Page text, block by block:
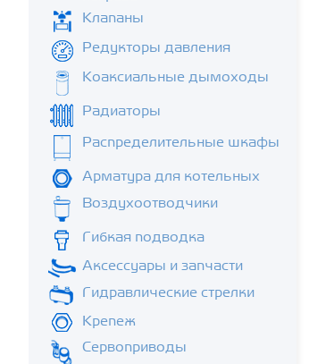
Клапаны
Редукторы давления
Коаксиальные дымоходы
Радиаторы
Распределительные шкафы
Арматура для котельных
Воздухоотводчики
Гибкая подводка
Аксессуары и запчасти
Гидравлические стрелки
Крепеж
Сервоприводы